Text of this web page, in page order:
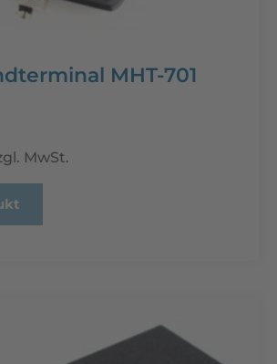
MHT-701
MwSt.